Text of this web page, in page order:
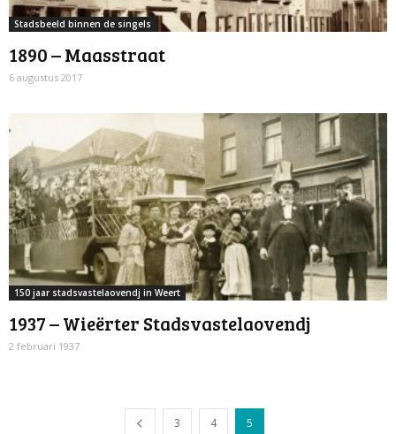
Stadsbeeld binnen de singels
1890 – Maasstraat
6 augustus 2017
150 jaar stadsvastelaovendj in Weert
1937 – Wieërter Stadsvastelaovendj
2 februari 1937
3 4 5